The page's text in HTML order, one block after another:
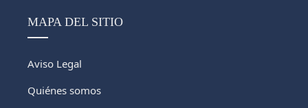
MAPA DEL SITIO
Aviso Legal
Quiénes somos